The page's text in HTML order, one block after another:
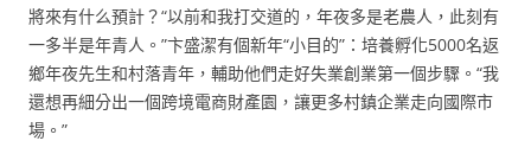
將來有什么預計？“以前和我打交道的，年夜多是老農人，此刻有
一多半是年青人。”卞盛潔有個新年“小目的”：培養孵化5000名返
鄉年夜先生和村落青年，輔助他們走好失業創業第一個步驟。“我
還想再細分出一個跨境電商財產園，讓更多村鎮企業走向國際市
場。”